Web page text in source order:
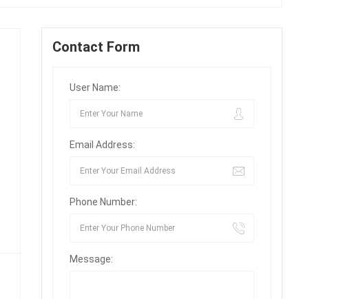
Contact Form
User Name:
Email Address:
Phone Number:
Message: